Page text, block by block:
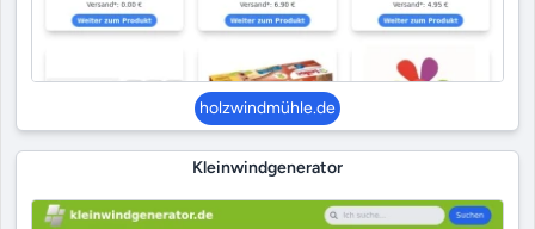
holzwindmühle.de
Kleinwindgenerator